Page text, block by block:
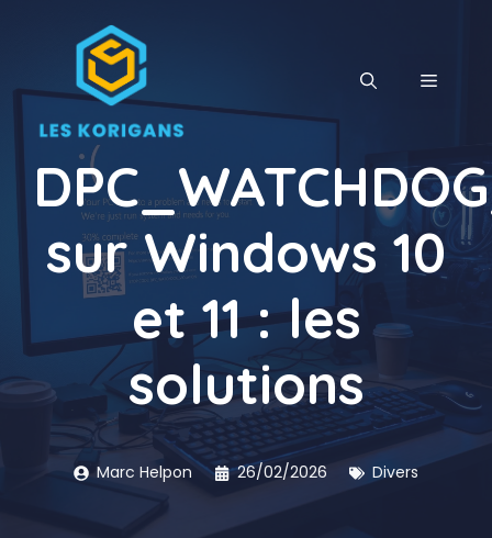
MENU
sur Windows 10
et 11 : les
solutions
Marc Helpon 26/02/2026 Divers